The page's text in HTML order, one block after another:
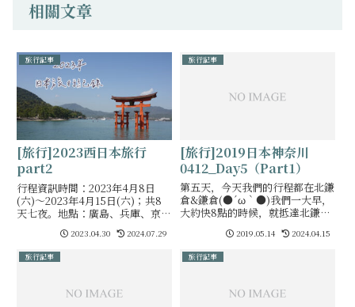
相關文章
旅行記事
[旅行]2023西日本旅行
part2
行程資訊時間：2023年4月8日
(六)～2023年4月15日(六)；共8
天七夜。地點：廣島、兵庫、京
４／１１～４／１５４／１１
（二）Ｄａｙ４ 北野異人館街二
訪－鳴門海峽漩
2023.04.30 2024.07.29
旅行記事
[旅行]2019日本神奈川
0412_Day5（Part1）
第五天，今天我們的行程都在北鎌
倉&鎌倉(●´ω｀●)我們一大早，
大約快8點的時候，就抵達北鎌倉
円覚寺。這天一大早就是陰天
(*_*)看天氣預報快中午時就會開
始下雨，開始有點
2019.05.14 2024.04.15
旅行記事 旅行記事